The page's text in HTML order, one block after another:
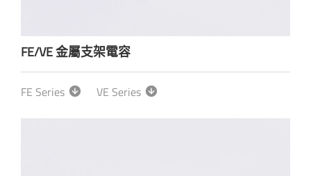
FE/VE 金屬支架電容
FE Series VE Series